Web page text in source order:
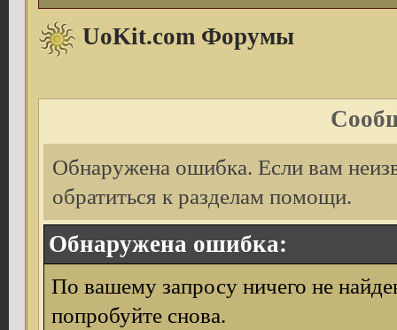
UoKit.com Форумы
Обнаружена ошибка. Если вам
обратиться к разделам помощи.
Обнаружена ошибка:
По вашему запросу ничего не
попробуйте снова.